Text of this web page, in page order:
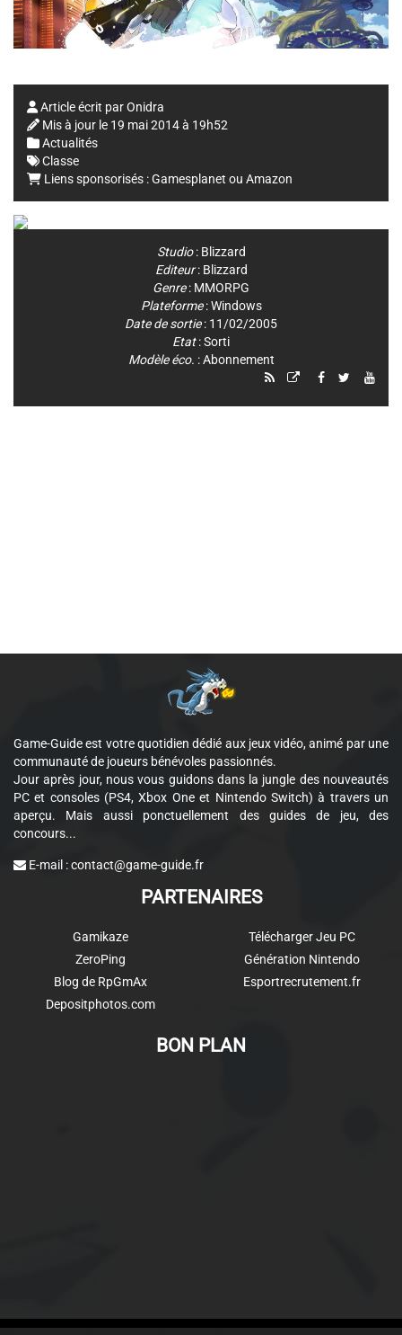
Article écrit parOnidra
Mis à jour le 19 mai 2014 à 19h52
Actualités
Classe
Liens sponsorisés :Gamesplanet ou Amazon
Studio: Blizzard
Editeur: Blizzard
Genre: MMORPG
Plateforme:Windows
Date de sortie: 11/02/2005
Etat: Sorti
Modèle éco. : Abonnement
Game-Guide est votre quotidien dédié aux jeux vidéo, animé par une
communauté de joueurs bénévoles passionnés.
Jour après jour, nous vous guidons dans la jungle des nouveautés
PC et consoles (PS4, Xbox One et Nintendo Switch) à travers un
aperçu. Mais aussi ponctuellement des guides de jeu, des
concours...
E-mail :contact@game-guide.fr
PARTENAIRES
Gamikaze
ZeroPing
Blog de RpGmAx
Depositphotos.com
Télécharger Jeu PC
Génération Nintendo
Esportrecrutement.fr
BON PLAN